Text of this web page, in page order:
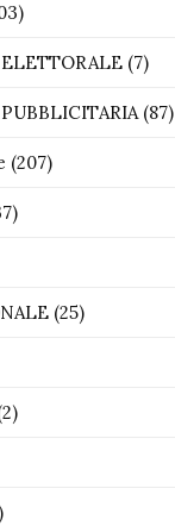
(7)
(87)
(207)
(25)